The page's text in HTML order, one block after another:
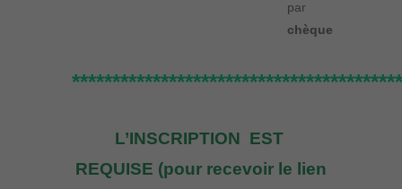
par
chèque
L’INSCRIPTION EST
REQUISE (pour recevoir le lien